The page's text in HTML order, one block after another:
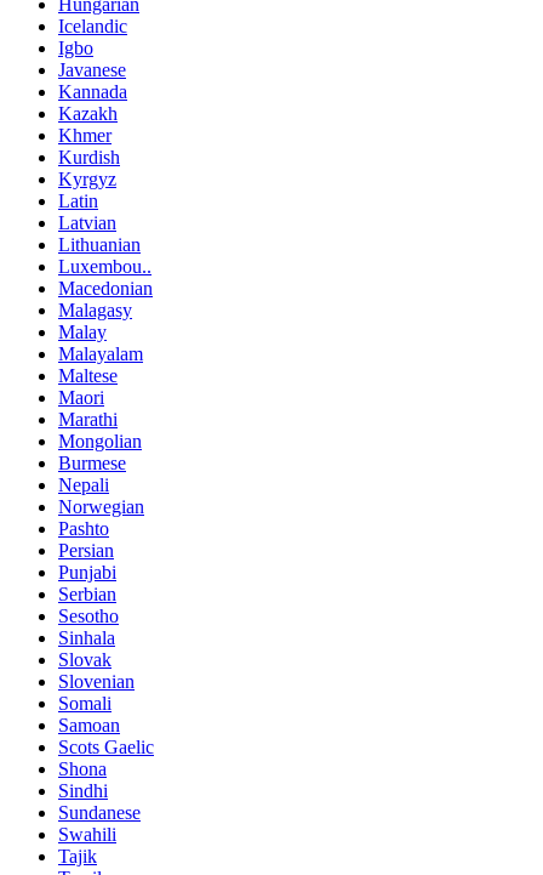
Hungarian
Icelandic
Igbo
Javanese
Kannada
Kazakh
Khmer
Kurdish
Kyrgyz
Latin
Latvian
Lithuanian
Luxembou..
Macedonian
Malagasy
Malay
Malayalam
Maltese
Maori
Marathi
Mongolian
Burmese
Nepali
Norwegian
Pashto
Persian
Punjabi
Serbian
Sesotho
Sinhala
Slovak
Slovenian
Somali
Samoan
Scots Gaelic
Shona
Sindhi
Sundanese
Swahili
Tajik